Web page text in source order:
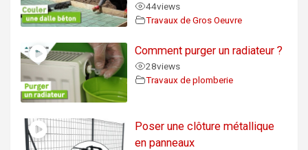
44views
Travaux de Gros Oeuvre
Comment purger un radiateur ?
28views
Travaux de plomberie
Poser une clôture métallique
en panneaux